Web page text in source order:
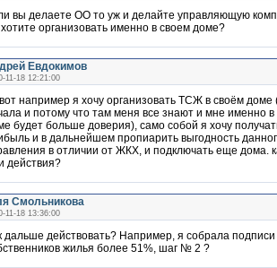
вы делаете ОО то уж и делайте управляющую
организовать именно в своем доме?
Евдокимов
11-18 12:21:00
например я хочу организовать ТСЖ в своём доме
и потому что там меня все знают и мне именно
будет больше доверия), само собой я хочу
и в дальнейшем пропиарить выгодность
в отличии от ЖКХ, и подключать еще дома.
действия?
Смольникова
11-18 13:36:00
дальше действовать? Например, я собрала подписи
жилья более 51%, шаг № 2 ?